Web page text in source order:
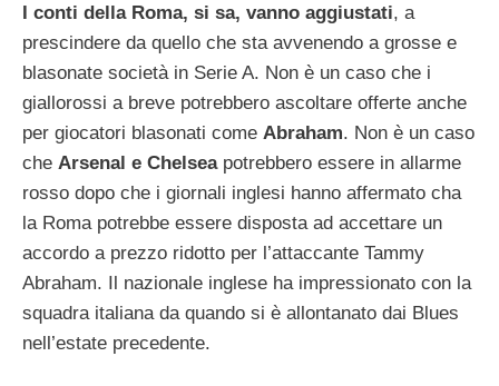
I conti della Roma, si sa, vanno aggiustati, a
prescindere da quello che sta avvenendo a grosse e
blasonate società in Serie A. Non è un caso che i
giallorossi a breve potrebbero ascoltare offerte anche
per giocatori blasonati come Abraham. Non è un caso
che Arsenal e Chelseapotrebbero essere in allarme
rosso dopo che i giornali inglesi hanno affermato cha
la Roma potrebbe essere disposta ad accettare un
accordo a prezzo ridotto per l’attaccante Tammy
Abraham. Il nazionale inglese ha impressionato con la
squadra italiana da quando si è allontanato dai Blues
nell’estate precedente.